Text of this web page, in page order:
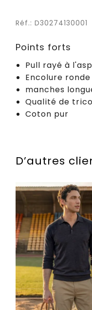
Réf.: D30274130001
Points forts
Pull rayé à
Encolure ronde
manches
Qualité de
Coton pur
D’autres